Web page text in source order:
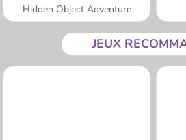
Hidden Object Adventure
JEUX